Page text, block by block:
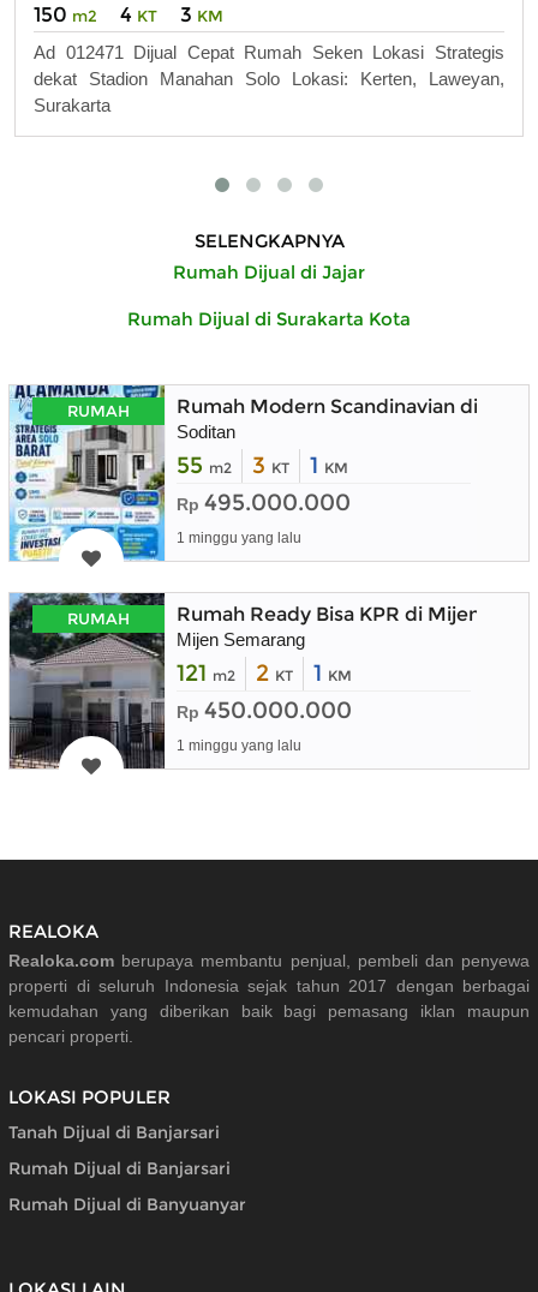
150 m2 4 KT 3 KM
Ad 012471 Dijual Cepat Rumah Seken Lokasi Strategis
dekat Stadion Manahan Solo Lokasi: Kerten, Laweyan,
Surakarta
SELENGKAPNYA
Rumah Dijual di Jajar
Rumah Dijual di Surakarta Kota
RUMAH Rumah Modern Scandinavian di
Soditan
55 m2 3 KT 1 KM
Rp 495.000.000
1 minggu yang lalu
RUMAH Rumah Ready Bisa KPR di Mijen
Mijen Semarang
121 m2 2 KT 1 KM
Rp 450.000.000
1 minggu yang lalu
REALOKA
Realoka.com berupaya membantu penjual, pembeli dan penyewa
properti di seluruh Indonesia sejak tahun 2017 dengan berbagai
kemudahan yang diberikan baik bagi pemasang iklan maupun
pencari properti.
LOKASI POPULER
Tanah Dijual di Banjarsari
Rumah Dijual di Banjarsari
Rumah Dijual di Banyuanyar